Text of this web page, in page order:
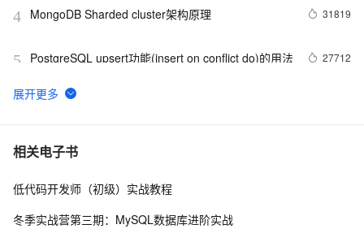
4 MongoDB Sharded cluster架构原理 31819
5 PostgreSQL upsert功能(insert on conflict do)的用法 27712
6 Linux 性能诊断 perf使用指南
7 PostgreSQL 9种索引的原理和应用场景
8 PostgreSQL 如何潇洒的处理每天上百TB的数据增量
相关电子书
低代码开发师（初级）实战教程
冬季实战营第三期：MySQL数据库进阶实战